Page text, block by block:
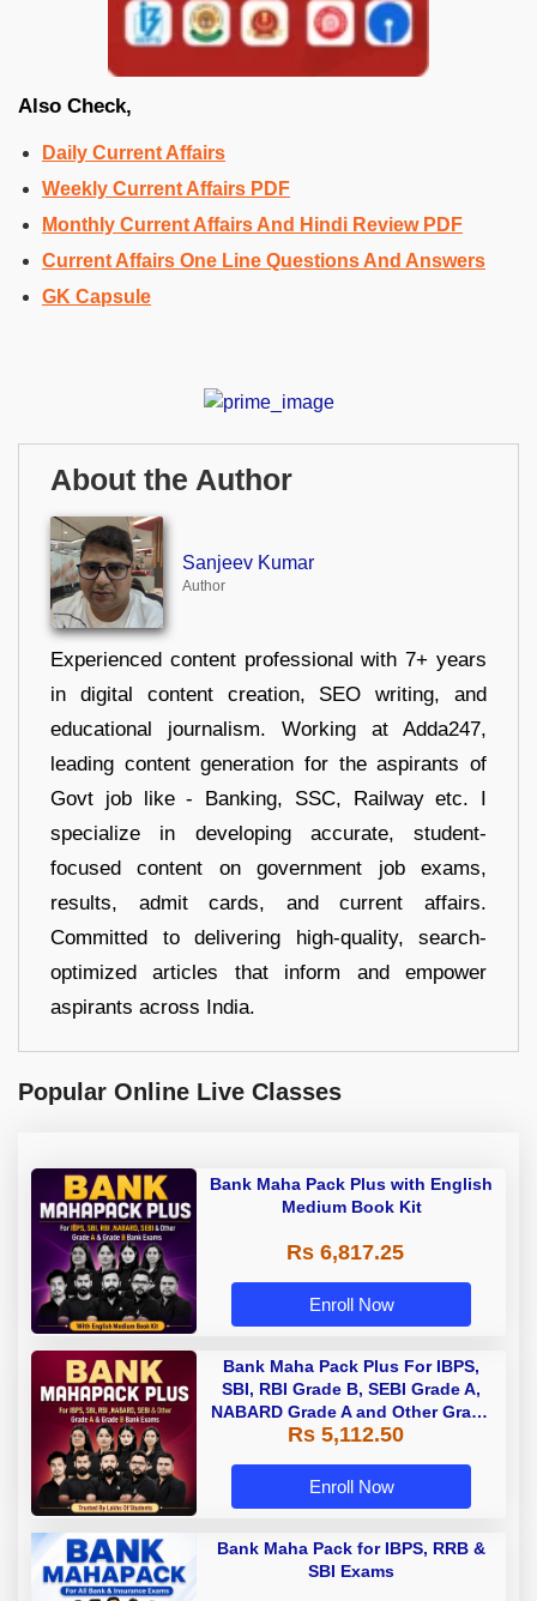
Also Check,
Daily Current Affairs
Weekly Current Affairs PDF
Monthly Current Affairs And Hindi Review PDF
Current Affairs One Line Questions And Answers
GK Capsule
About the Author
Sanjeev Kumar
Author
Experienced content professional with 7+ years
in digital content creation, SEO writing, and
educational journalism. Working at Adda247,
leading content generation for the aspirants of
Govt job like - Banking, SSC, Railway etc. I
specialize in developing accurate, student-
focused content on government job exams,
results, admit cards, and current affairs.
Committed to delivering high-quality, search-
optimized articles that inform and empower
aspirants across India.
Popular Online Live Classes
Bank Maha Pack Plus with English
Medium Book Kit
Rs 6,817.25
Enroll Now
Bank Maha Pack Plus For IBPS,
SBI, RBI Grade B, SEBI Grade A,
NABARD Grade A and Other Grade
A & Grade B Bank Exams
Rs 5,112.50
Enroll Now
Bank Maha Pack for IBPS, RRB &
SBI Exams